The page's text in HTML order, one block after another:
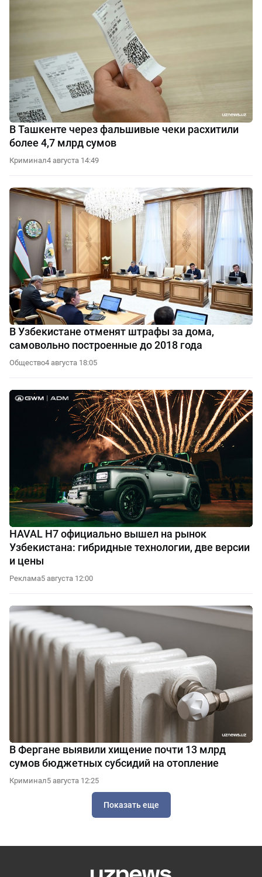
В Ташкенте через фальшивые чеки расхитили
более 4,7 млрд сумов
Криминал4 августа 14:49
В Узбекистане отменят штрафы за дома,
самовольно построенные до 2018 года
Общество4 августа 18:05
HAVAL H7 официально вышел на рынок
Узбекистана: гибридные технологии, две версии
и цены
Реклама5 августа 12:00
В Фергане выявили хищение почти 13 млрд
сумов бюджетных субсидий на отопление
Криминал5 августа 12:25
Показать еще